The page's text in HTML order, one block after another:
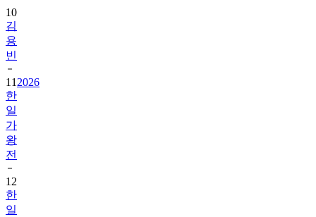
10
김
용
빈
11 2026
한
일
가
왕
전
12
한
일